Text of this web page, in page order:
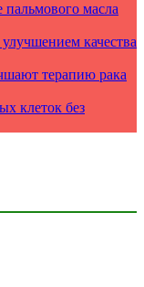
масла
качества
терапию рака
клеток без